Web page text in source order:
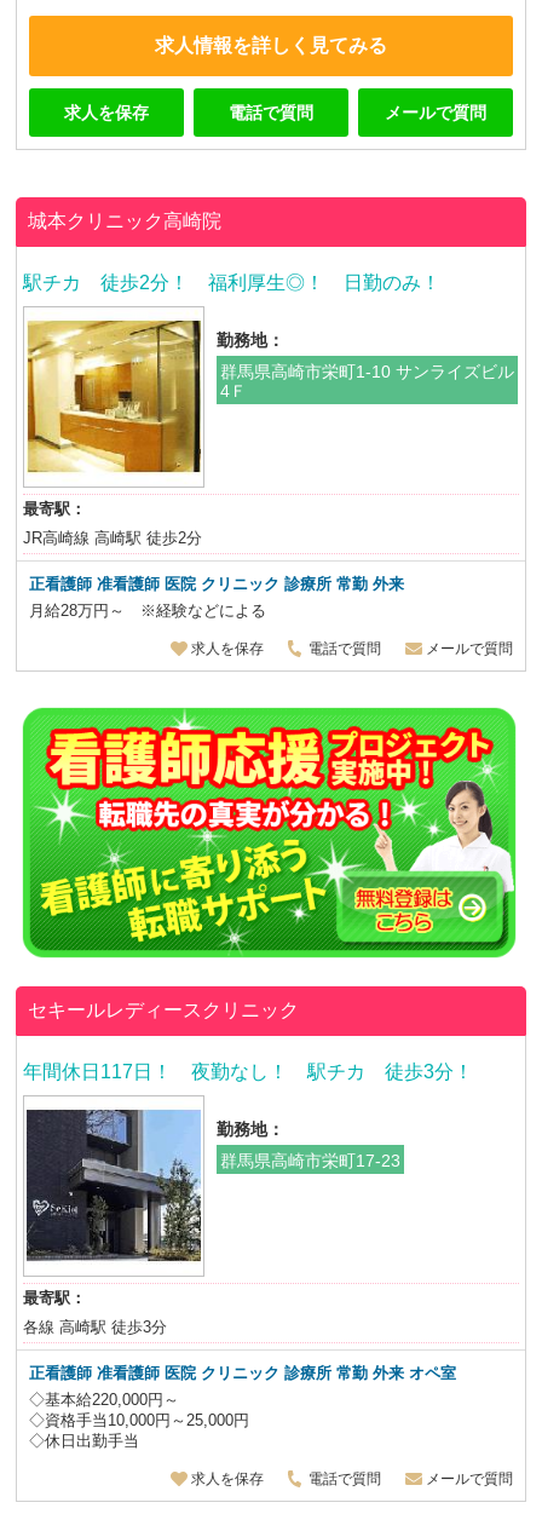
求人情報を詳しく見てみる
求人を保存 電話で質問 メールで質問
城本クリニック高崎院
駅チカ 徒歩2分！ 福利厚生◎！ 日勤のみ！
勤務地：
群馬県高崎市栄町1-10 サンライズビル
4Ｆ
最寄駅：
JR高崎線 高崎駅 徒歩2分
正看護師 准看護師 医院 クリニック 診療所 常勤 外来
月給28万円～ ※経験などによる
求人を保存 電話で質問 メールで質問
セキールレディースクリニック
年間休日117日！ 夜勤なし！ 駅チカ 徒歩3分！
勤務地：
群馬県高崎市栄町17-23
最寄駅：
各線 高崎駅 徒歩3分
正看護師 准看護師 医院 クリニック 診療所 常勤 外来 オペ室
◇基本給220,000円～
◇資格手当10,000円～25,000円
◇休日出勤手当
求人を保存 電話で質問 メールで質問